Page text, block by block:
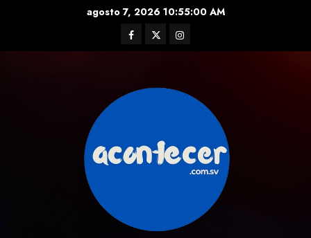
agosto 7, 202610:55:01 AM
Facebook
TwitterInstagram